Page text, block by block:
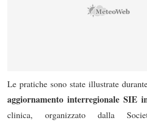
Le pratiche sono state illustrate
aggiornamento interregionale SIE
clinica, organizzato dalla